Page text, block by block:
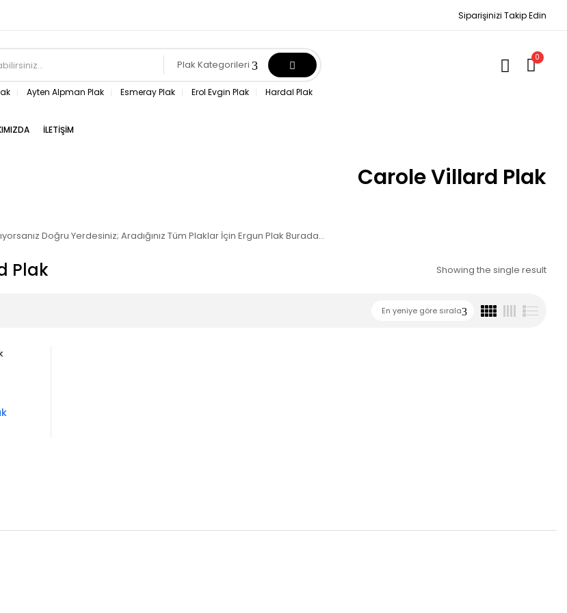
Siparişinizi Takip Edin
Plak Kategorileri
Ayten Alpman Plak Esmeray Plak Erol Evgin Plak Hardal Plak
0
İLETIŞIM
Carole Villard Plak
Doğru Yerdesiniz; Aradığınız Tüm Plaklar İçin Ergun Plak Burada…
Plak Showing the single result
En yeniye göre sırala